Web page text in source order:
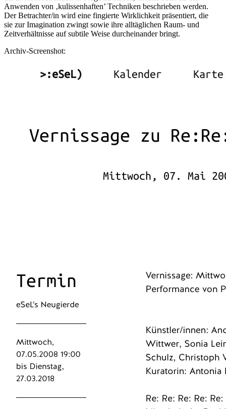
Anwenden von ‚kulissenhaften’ Techniken beschrieben werden.
Der Betrachter/in wird eine fingierte Wirklichkeit präsentiert, die
sie zur Imagination zwingt sowie ihre alltäglichen Raum- und
Zeitverhältnisse auf subtile Weise durcheinander bringt.
Archiv-Screenshot: